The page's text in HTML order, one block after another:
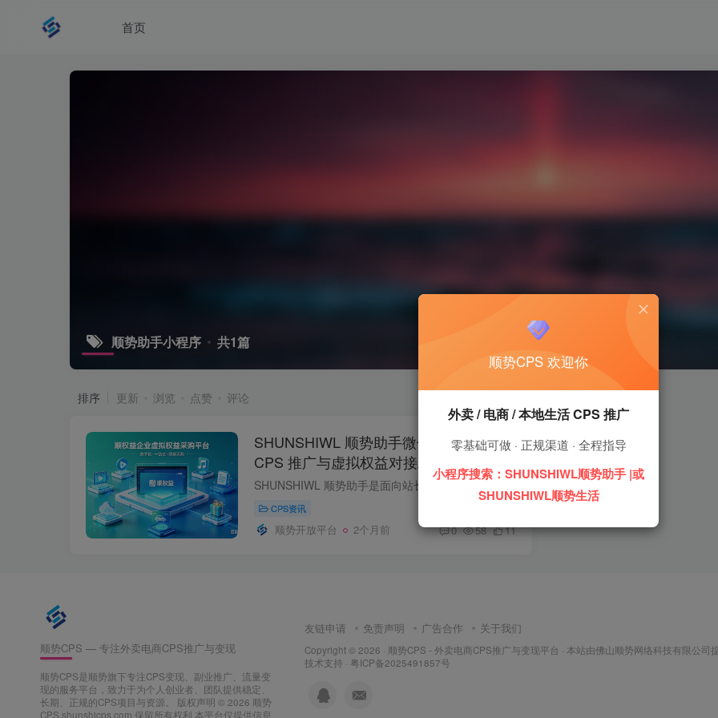
首页
顺势助手小程序 共1篇
排序 更新 浏览 点赞 评论
SHUNSHIWL 顺势助手微信小程序｜
CPS 推广与虚拟权益对接工具
CPS资讯
顺势开放平台 2个月前 0 58 11
顺势CPS — 专注外卖电商CPS推广与变现
顺势CPS是顺势旗下专注CPS变现、副业推广、流量变
现的服务平台，致力于为个人创业者、团队提供稳定、
长期、正规的CPS项目与资源。 版权声明 © 2026 顺势
CPS shunshicps.com 保留所有权利 本平台仅提供信息
友链申请 免责声明 广告合作 关于我们
Copyright © 2026 · 顺势CPS - 外卖电商CPS推广与变现平台 · 本站由佛山顺势网络科技有限公司
技术支持 · 粤ICP备2025491857号
顺势CPS 欢迎你
外卖 / 电商 / 本地生活 CPS 推广
零基础可做 · 正规渠道 · 全程指导
小程序搜索：SHUNSHIWL顺势助手 |或
SHUNSHIWL顺势生活